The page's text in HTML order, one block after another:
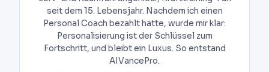
seit dem 15. Lebensjahr. Nachdem ich einen
Personal Coach bezahlt hatte, wurde mir klar:
Personalisierung ist der Schlüssel zum
Fortschritt, und bleibt ein Luxus. So entstand
AIVancePro.